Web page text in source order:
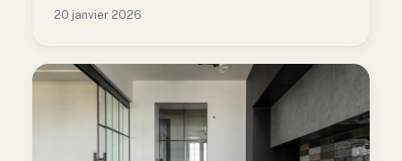
20 janvier 2026